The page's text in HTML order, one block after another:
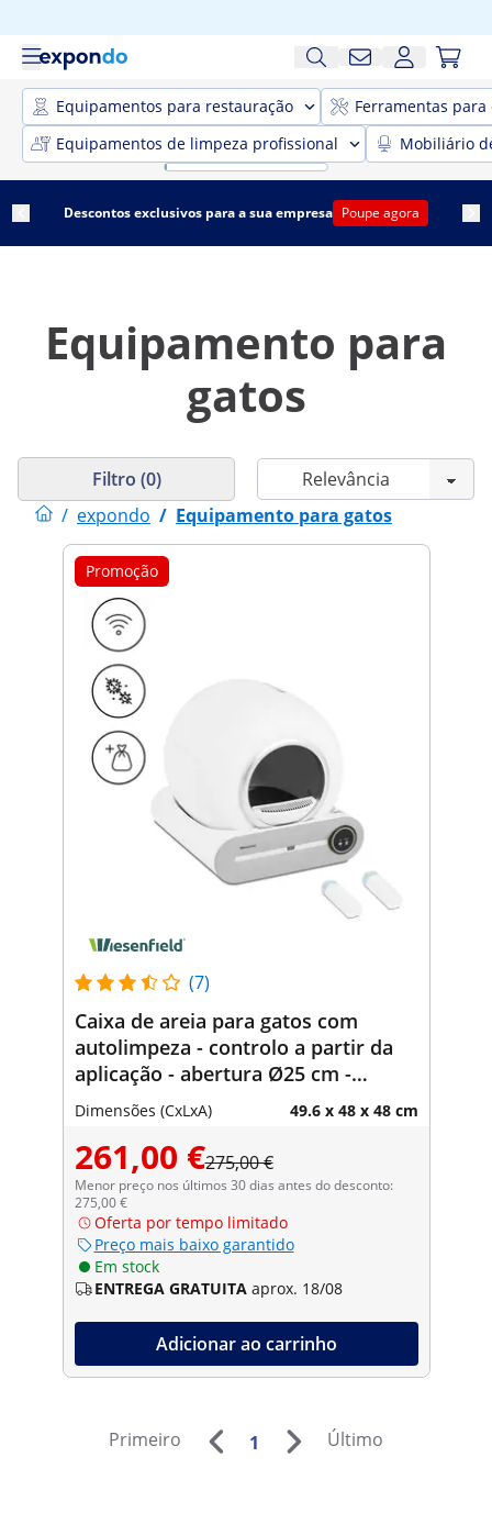
Equipamentos para restauração
Ferramentas para
Equipamentos de limpeza profissional
Mobiliário
Descontos exclusivos para a sua empresa Poupe agora
Equipamento para
gatos
/ expondo / Equipamento para gatos
Filtro (0)
Promoção
(7)
Caixa de areia para gatos com
autolimpeza - controlo a partir da
aplicação - abertura Ø25 cm -
esterilização por plasma
Dimensões (CxLxA) 49.6 x 48 x 48 cm
261,00 €275,00 €
Menor preço nos últimos 30 dias antes do desconto:
275,00 €
Oferta por tempo limitado
Preço mais baixo garantido
Em stock
ENTREGA GRATUITA aprox. 18/08
Adicionar ao carrinho
Primeiro 1 Último